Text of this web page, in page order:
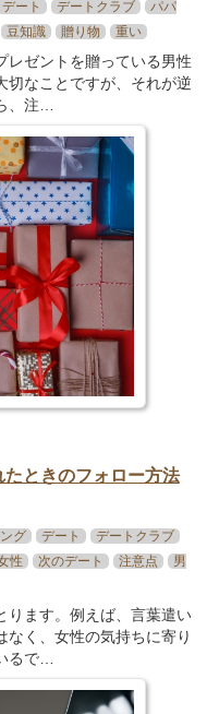
デート デートクラブ
パパ
豆知識 贈り物 重い
レゼントを贈っている男性
切なことですが、それが逆
、注…
ときのフォロー方法
グ デート
デートクラブ
性 次のデート 注意点
男
ります。例えば、言葉遣い
なく、女性の気持ちに寄り
るで…